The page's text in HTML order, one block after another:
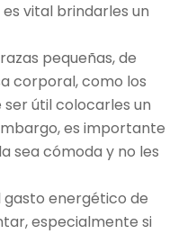
vital brindarles un
pequeñas, de
corporal, como los
ser útil colocarles un
es importante
sea cómoda y no les
gasto energético de
especialmente si